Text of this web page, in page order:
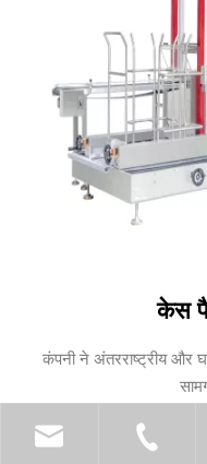
केस
कंपनी ने अंतरराष्ट्रीय